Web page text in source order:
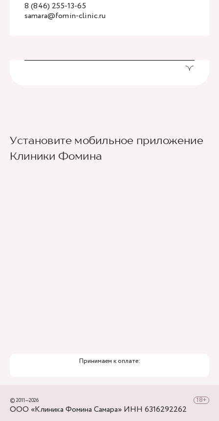
samara@fomin-clinic.ru
8 (846) 255-13-65
Установите мобильное приложение
Клиники Фомина
Принимаем к оплате:
© 2011—2026
ООО «Клиника Фомина Самара» ИНН 6316292262